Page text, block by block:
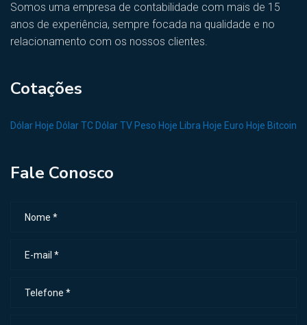
Somos uma empresa de contabilidade com mais de 15
anos de experiência, sempre focada na qualidade e no
relacionamento com os nossos clientes.
Cotações
Dólar Hoje Dólar TC Dólar TV Peso Hoje Libra Hoje Euro Hoje Bitcoin
Fale Conosco